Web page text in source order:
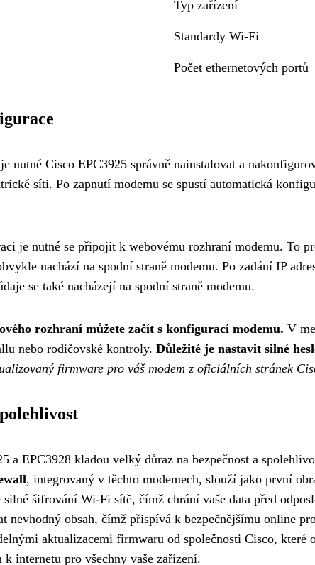
Typ zařízení
Standardy Wi-Fi
Počet ethernetových portů
nutné Cisco EPC3925 správně nainstalovat a
síti. Po zapnutí modemu se spustí automatická
je nutné se připojit k webovému rozhraní modemu. To
nachází na spodní straně modemu. Po zadání IP
se také nacházejí na spodní straně modemu.
rozhraní můžete začít s konfigurací modemu. V
nebo rodičovské kontroly. Důležité je nastavit silné
firmware pro váš modem z oficiálních stránek
a EPC3928 kladou velký důraz na bezpečnost a
, integrovaný v těchto modemech, slouží jako první
šifrování Wi-Fi sítě, čímž chrání vaše data před
nevhodný obsah, čímž přispívá k bezpečnějšímu online
aktualizacemi firmwaru od společnosti Cisco,
internetu pro všechny vaše zařízení.